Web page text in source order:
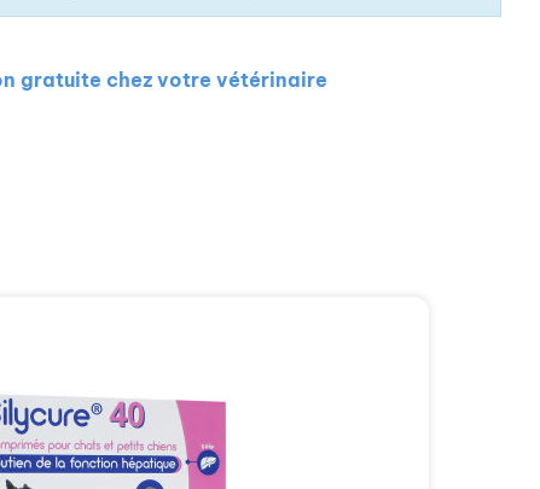
gratuite chez votre vétérinaire